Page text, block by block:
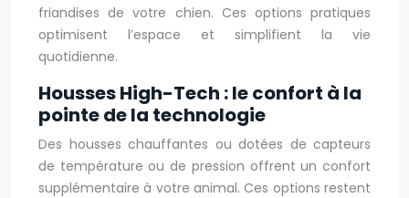
friandises de votre chien. Ces options pratiques
optimisent l’espace et simplifient la vie
quotidienne.
Housses High-Tech : le confort à la
pointe de la technologie
Des housses chauffantes ou dotées de capteurs
de température ou de pression offrent un confort
supplémentaire à votre animal. Ces options restent